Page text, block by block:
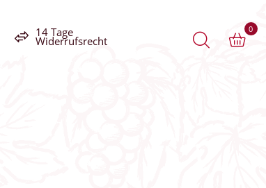
14 Tage
Widerrufsrecht
0